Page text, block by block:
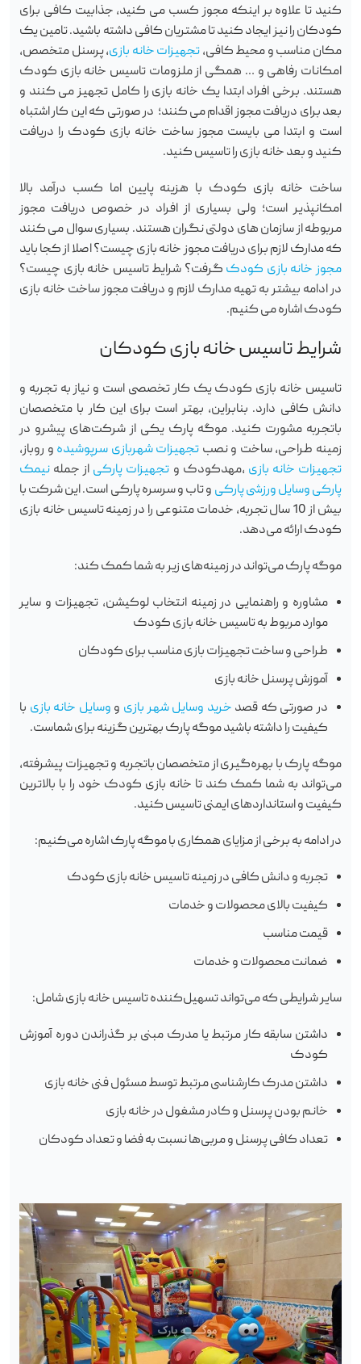
کنید تا علاوه بر اینکه مجوز کسب می کنید، جذابیت کافی برای
کودکان را نیز ایجاد کنید تا مشتریان کافی داشته باشید. تامین یک
مکان مناسب و محیط کافی،تجهیزات خانه بازی، پرسنل متخصص،
امکانات رفاهی و … همگی از ملزومات تاسیس خانه بازی کودک
هستند. برخی افراد ابتدا یک خانه بازی را کامل تجهیز می کنند و
بعد برای دریافت مجوز اقدام می کنند؛ در صورتی که این کار اشتباه
است و ابتدا می بایست مجوز ساخت خانه بازی کودک را دریافت
کنید و بعد خانه بازی را تاسیس کنید.
ساخت خانه بازی کودک با هزینه پایین اما کسب درآمد بالا
امکانپذیر است؛ ولی بسیاری از افراد در خصوص دریافت مجوز
مربوطه از سازمان های دولتی نگران هستند. بسیاری سوال می کنند
که مدارک لازم برای دریافت مجوز خانه بازی چیست؟ اصلا از کجا باید
مجوز خانه بازی کودک گرفت؟ شرایط تاسیس خانه بازی چیست؟
در ادامه بیشتر به تهیه مدارک لازم و دریافت مجوز ساخت خانه بازی
کودک اشاره می کنیم.
شرایط تاسیس خانه بازی کودکان
تاسیس خانه بازی کودک یک کار تخصصی است و نیاز به تجربه و
دانش کافی دارد. بنابراین، بهتر است برای این کار با متخصصان
باتجربه مشورت کنید. موگه پارک یکی از شرکت‌های پیشرو در
زمینه طراحی، ساخت و نصب تجهیزات شهربازی سرپوشیده و روباز،
تجهیزات خانه بازی ،مهدکودک و تجهیزات پارکی از جمله نیمک
پارکیوسایل ورزشی پارکی و تاب و سرسره پارکی است. این شرکت با
بیش از 10 سال تجربه، خدمات متنوعی را در زمینه تاسیس خانه بازی
کودک ارائه می‌دهد.
موگه پارک می‌تواند در زمینه‌های زیر به شما کمک کند:
مشاوره و راهنمایی در زمینه انتخاب لوکیشن، تجهیزات و سایر
موارد مربوط به تاسیس خانه بازی کودک
طراحی و ساخت تجهیزات بازی مناسب برای کودکان
آموزش پرسنل خانه بازی
در صورتی که قصد خرید وسایل شهر بازی و وسایل خانه بازی با
کیفیت را داشته باشید موگه پارک بهترین گزینه برای شماست.
موگه پارک با بهره‌گیری از متخصصان باتجربه و تجهیزات پیشرفته،
می‌تواند به شما کمک کند تا خانه بازی کودک خود را با بالاترین
کیفیت و استانداردهای ایمنی تاسیس کنید.
در ادامه به برخی از مزایای همکاری با موگه پارک اشاره می‌کنیم:
تجربه و دانش کافی در زمینه تاسیس خانه بازی کودک
کیفیت بالای محصولات و خدمات
قیمت مناسب
ضمانت محصولات و خدمات
سایر شرایطی که می‌تواند تسهیل‌کننده تاسیس خانه بازی شامل:
داشتن سابقه کار مرتبط یا مدرک مبنی بر گذراندن دوره آموزش
کودک
داشتن مدرک کارشناسی مرتبط توسط مسئول فنی خانه بازی
خانم بودن پرسنل و کادر مشغول در خانه بازی
تعداد کافی پرسنل و مربی‌ها نسبت به فضا و تعداد کودکان